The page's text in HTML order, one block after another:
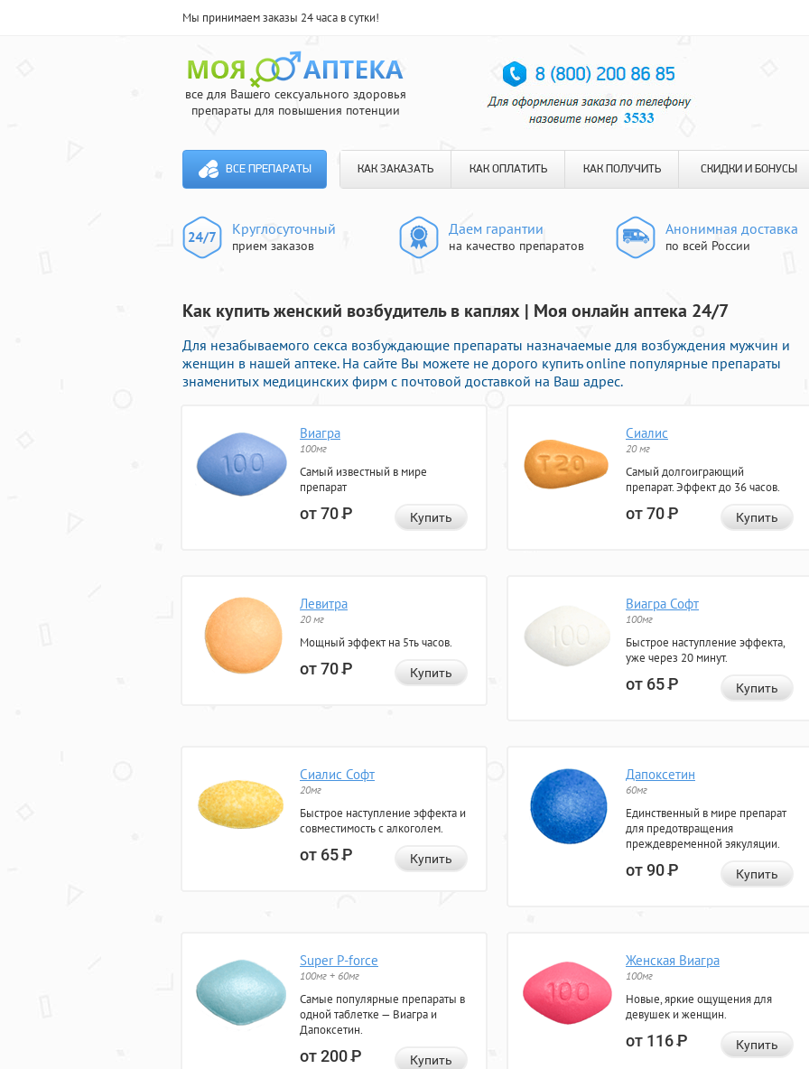
Мы принимаем заказы 24 часа в сутки!
все для Вашего сексуального здоровья
препараты для повышения потенции
ВСЕ ПРЕПАРАТЫ КАК ЗАКАЗАТЬ КАК ОПЛАТИТЬ КАК ПОЛУЧИТЬ СКИДКИ И БОНУСЫ
Круглосуточный
прием заказов
Даем гарантии
на качество препаратов
Анонимная доставка
по всей России
Как купить женский возбудитель в каплях | Моя онлайн аптека 24/7
Для незабываемого секса возбуждающие препараты назначаемые для возбуждения мужчин и
женщин в нашей аптеке. На сайте Вы можете не дорого купить online популярные препараты
знаменитых медицинских фирм с почтовой доставкой на Ваш адрес.
Виагра
100мг
Самый известный в мире
препарат
от 70Р Купить
Сиалис
20 мг
Самый долгоиграющий
препарат. Эффект до 36 часов.
от 70Р Купить
Левитра
20 мг
Мощный эффект на 5ть часов.
от 70Р Купить
Виагра Софт
100мг
Быстрое наступление эффекта,
уже через 20 минут.
от 65Р Купить
Сиалис Софт
20мг
Быстрое наступление эффекта и
совместимость с алкоголем.
от 65Р Купить
Дапоксетин
60мг
Единственный в мире препарат
для предотвращения
преждевременной эякуляции.
от 90Р Купить
Super P-force
100мг + 60мг
Самые популярные препараты в
одной таблетке — Виагра и
Дапоксетин.
от 200Р Купить
Женская Виагра
100мг
Новые, яркие ощущения для
девушек и женщин.
от 116Р Купить